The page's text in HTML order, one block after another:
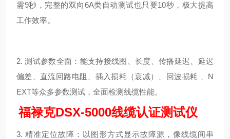
需9秒，完整的双向6A类自动测试也只要10秒，极大提高
工作效率。
2. 测试参数全面：能支持接线图、长度、传播延迟、延迟
偏差、直流回路电阻、插入损耗（衰减）、回波损耗 、N
EXT等众多参数测试，全面检测线缆性能。
福禄克DSX-5000线缆认证测试仪
3. 精准定位故障：以图形方式显示故障源，像线缆间串